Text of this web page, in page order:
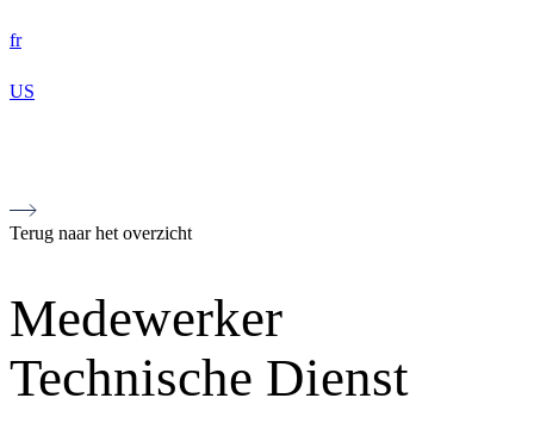
fr
US
Terug naar het overzicht
Medewerker
Technische Dienst